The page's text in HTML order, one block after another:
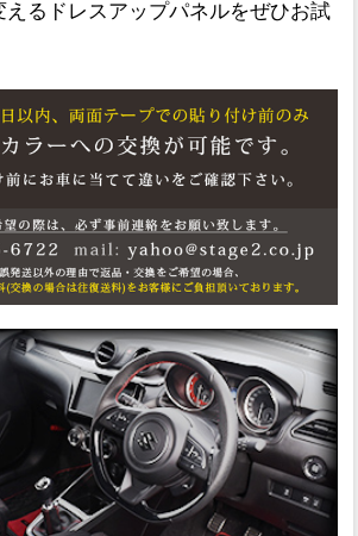
えるドレスアップパネルをぜひお試